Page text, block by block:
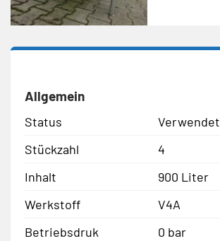
Allgemein
Status
Verwendet
Stückzahl
4
Inhalt
900 Liter
Werkstoff
V4A
Betriebsdruk
0 bar